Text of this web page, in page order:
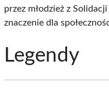
przez młodzież z
znaczenie dla
Legendy